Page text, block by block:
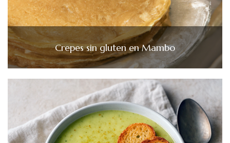
Crepes sin gluten en Mambo